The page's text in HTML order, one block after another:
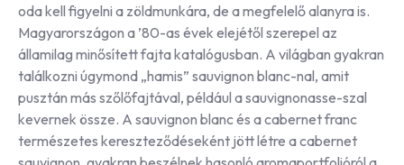
oda kell figyelni a zöldmunkára, de a megfelelő alanyra is.
Magyarországon a ’80-as évek elejétől szerepel az
államilag minősített fajta katalógusban. A világban gyakran
találkozni úgymond „hamis” sauvignon blanc-nal, amit
pusztán más szőlőfajtával, például a sauvignonasse-szal
kevernek össze. A sauvignon blanc és a cabernet franc
természetes kereszteződéseként jött létre a cabernet